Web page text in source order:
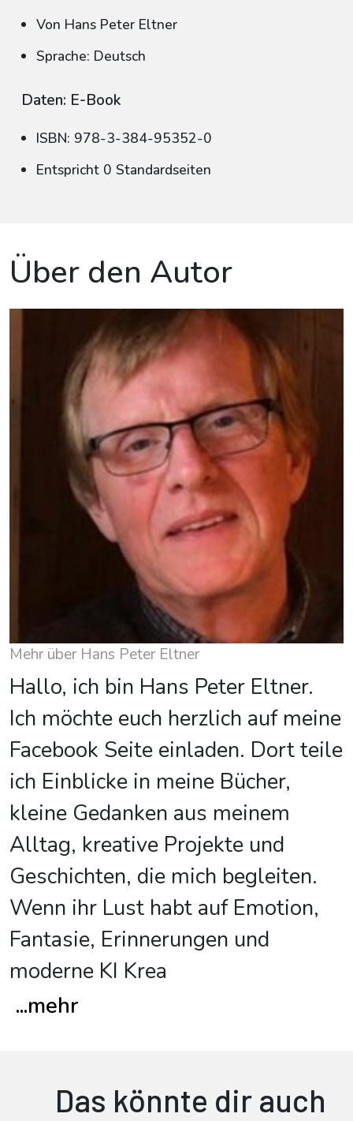
Von Hans Peter Eltner
Sprache: Deutsch
Daten: E-Book
ISBN: 978-3-384-95352-0
Entspricht 0 Standardseiten
Über den Autor
Mehr über Hans Peter Eltner
Hallo, ich bin Hans Peter Eltner.
Ich möchte euch herzlich auf meine
Facebook Seite einladen. Dort teile
ich Einblicke in meine Bücher,
kleine Gedanken aus meinem
Alltag, kreative Projekte und
Geschichten, die mich begleiten.
Wenn ihr Lust habt auf Emotion,
Fantasie, Erinnerungen und
moderne KI Krea
...mehr
Das könnte dir auch